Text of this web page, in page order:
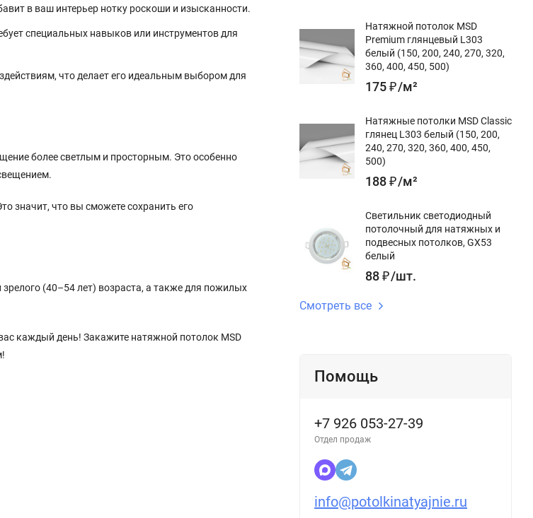
в ваш интерьер нотку роскоши и изысканности.
специальных навыков или инструментов для
что делает его идеальным выбором для
более светлым и просторным. Это особенно
значит, что вы сможете сохранить его
(40–54 лет) возраста, а также для пожилых
каждый день! Закажите натяжной потолок MSD
Натяжной потолок MSD
Premium глянцевый L303
белый (150, 200, 240, 270, 320,
360, 400, 450, 500)
175₽/м²
Натяжные потолки MSD Classic
глянец L303 белый (150, 200,
240, 270, 320, 360, 400, 450,
500)
188₽/м²
Светильник светодиодный
потолочный для натяжных и
подвесных потолков, GX53
белый
88₽/шт.
Смотреть все
Помощь
+7 926 053-27-39
Отдел продаж
info@potolkinatyajnie.ru